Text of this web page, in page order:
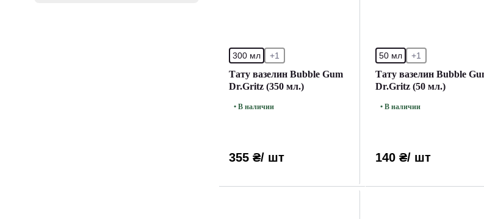
300 мл +1
Тату вазелин Bubble Gum
Dr.Gritz (350 мл.)
• В наличии
355 ₴/ шт
50 мл +1
Тату вазелин Bubble
Dr.Gritz (50 мл.)
• В наличии
140 ₴/ шт